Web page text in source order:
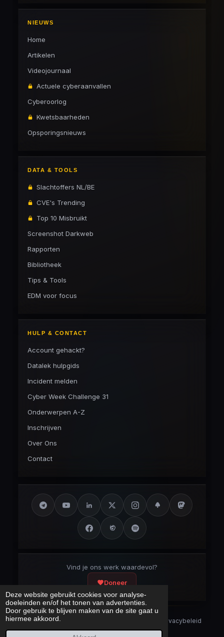
Deze website gebruikt cookies voor analyse-
doeleinden en/of het tonen van advertenties.
Door gebruik te blijven maken van de site gaat u
hiermee akkoord.
NIEUWS
Home
Artikelen
Videojournaal
Actuele cyberaanvallen
Cyberoorlog
Kwetsbaarheden
Opsporingsnieuws
DATA & TOOLS
Slachtoffers NL/BE
CVE's Trending
Top 10 Misbruikt
Screenshot Darkweb
Rapporten
Bibliotheek
Tips & Tools
EDM voor focus
HULP & CONTACT
Account gehackt?
Datalek hulpgids
Incident melden
Cyber Week Challenge 31
Onderwerpen A-Z
Inschrijven
Over Ons
Contact
Vind je ons werk waardevol?
Doneer
Security Disclaimer
Privacybeleid
CookieverklaringSitemap